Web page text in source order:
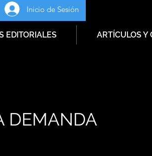
Inicio de Sesión
EDITORIALES ARTÍCULOS Y
DEMANDA